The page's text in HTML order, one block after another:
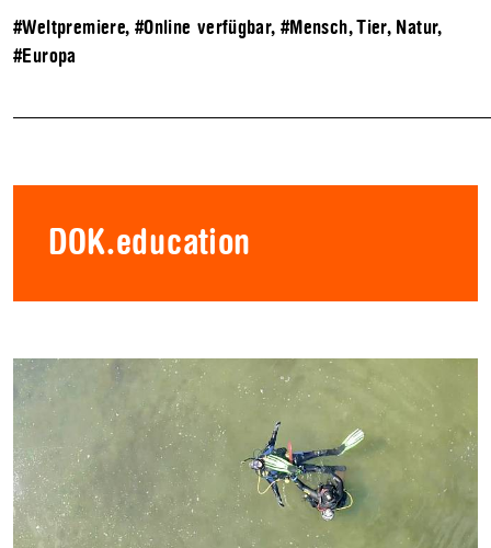
#Weltpremiere, #Online verfügbar, #Mensch, Tier, Natur,
#Europa
DOK.education